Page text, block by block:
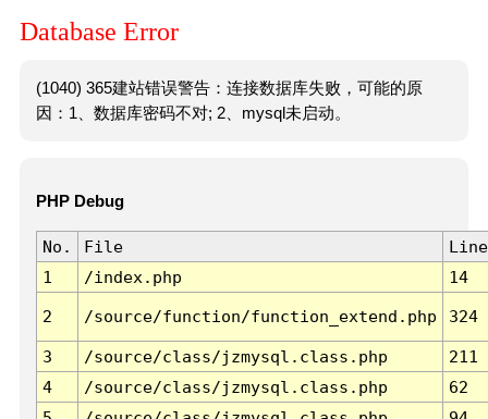
Database Error
(1040) 365建站错误警告：连接数据库失败，可能的原
因：1、数据库密码不对; 2、mysql未启动。
PHP Debug
No. File
Line
1
/index.php 14
2 /source/function/function_extend.php 324
3 /source/class/jzmysql.class.php
211
4
/source/class/jzmysql.class.php
62